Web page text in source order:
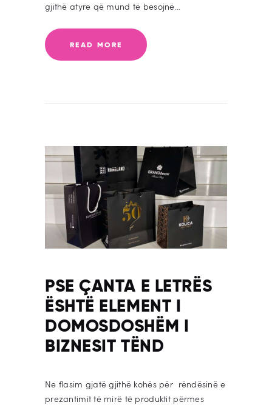
gjithë atyre që mund të besojnë…
READ MORE
PSE ÇANTA E LETRËS
ËSHTË ELEMENT I
DOMOSDOSHËM I
BIZNESIT TËND
Ne flasim gjatë gjithë kohës për rëndësinë e
prezantimit të mirë të produktit përmes